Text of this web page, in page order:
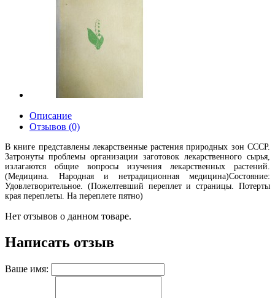
Описание
Отзывов (0)
В книге представлены лекарственные растения природных зон СССР.
Затронуты проблемы организации заготовок лекарственного сырья,
излагаются общие вопросы изучения лекарственных растений.
(Медицина. Народная и нетрадиционная медицина)Состояние:
Удовлетворительное. (Пожелтевший переплет и страницы. Потерты
края переплеты. На переплете пятно)
Нет отзывов о данном товаре.
Написать отзыв
Ваше имя: